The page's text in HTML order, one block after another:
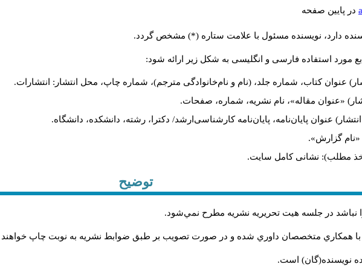
در پايين صفحه
دارد، نویسنده مسئول با علامت ستاره (*) مشخص گردد.
مورد استفاده فارسی و انگلیسی به شکل زیر ارائه شود:
عنوان کتاب، شماره جلد، (نام و نام‌خانوادگی مترجم)، شماره چاپ، محل انتشار: انتشارات.
«عنوان مقاله»، نام نشریه، شماره، صفحات.
عنوان پایان‌نامه، پایان‌نامه کارشناسی‌ارشد/ دکترا، رشته، دانشکده، دانشگاه.
گزارش».
اخذ مطلب): نشانی کامل سایت.
توضیح
نباشد در جلسه هيت تحريريه نشريه مطرح نمي‌شود.
با همکاري متخصصان داوري شده و در صورت تصويب بر طبق ضوابط نشريه به نوبت چاپ
نويسنده(گان) است.